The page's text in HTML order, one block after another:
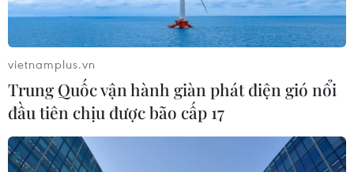
vietnamplus.vn
Trung Quốc vận hành giàn phát điện gió nổi
đầu tiên chịu được bão cấp 17